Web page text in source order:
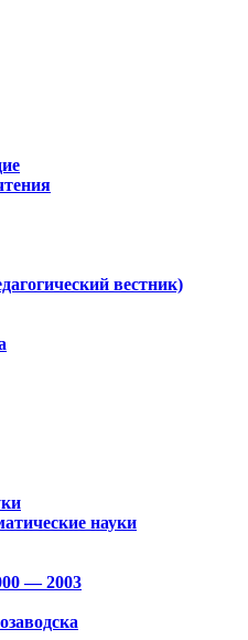
вестник)
науки
— 2003